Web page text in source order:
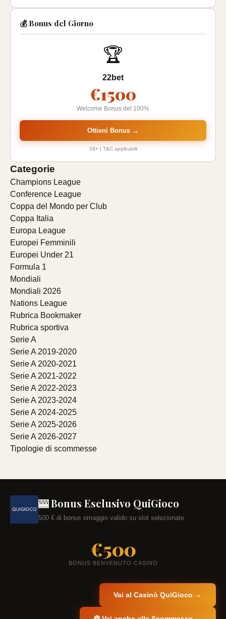
💰 Bonus del Giorno
🏆
22bet
€1500
Welcome Bonus del 100%
Ottieni Bonus →
18+ | T&C applicabili
Categorie
Champions League
Conference League
Coppa del Mondo per Club
Coppa Italia
Europa League
Europei Femminili
Europei Under 21
Formula 1
Mondiali
Mondiali 2026
Nations League
Rubrica Bookmaker
Rubrica sportiva
Serie A
Serie A 2019-2020
Serie A 2020-2021
Serie A 2021-2022
Serie A 2022-2023
Serie A 2023-2024
Serie A 2024-2025
Serie A 2025-2026
Serie A 2026-2027
Tipologie di scommesse
🎰 Bonus Esclusivo QuiGioco
500 € di bonus omaggio valido su slot selezionate
€500
BONUS BENVENUTO CASINÒ
Vai al Casinò QuiGioco →